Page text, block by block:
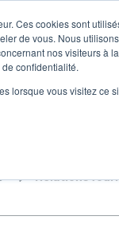
Ces cookies sont
de vous. Nous
nos visiteurs à
confidentialité.
lorsque vous visitez ce
Relations